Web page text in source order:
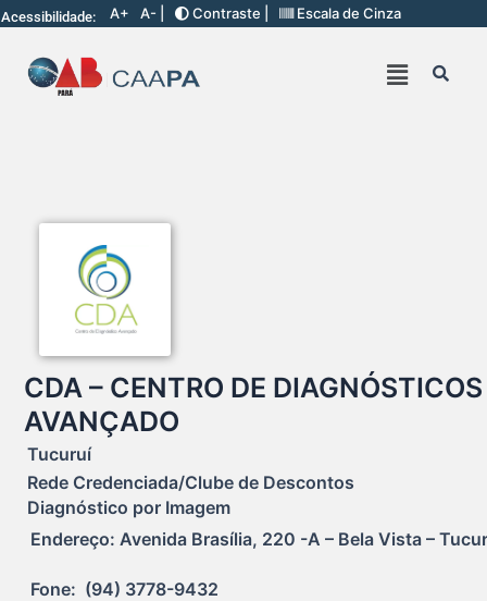
Acessibilidade: A+ A- | Contraste | Escala de Cinza
CDA – CENTRO DE DIAGNÓSTICOS
AVANÇADO
Tucuruí
Rede Credenciada/Clube de Descontos
Diagnóstico por Imagem
Endereço: Avenida Brasília, 220 -A – Bela Vista –
Fone:  (94) 3778-9432